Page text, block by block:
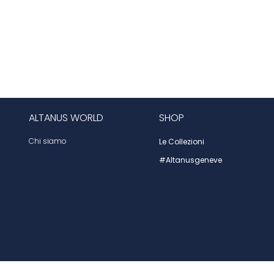
ALTANUS WORLD
Chi siamo
SHOP
Le Collezioni
#altanusgeneve